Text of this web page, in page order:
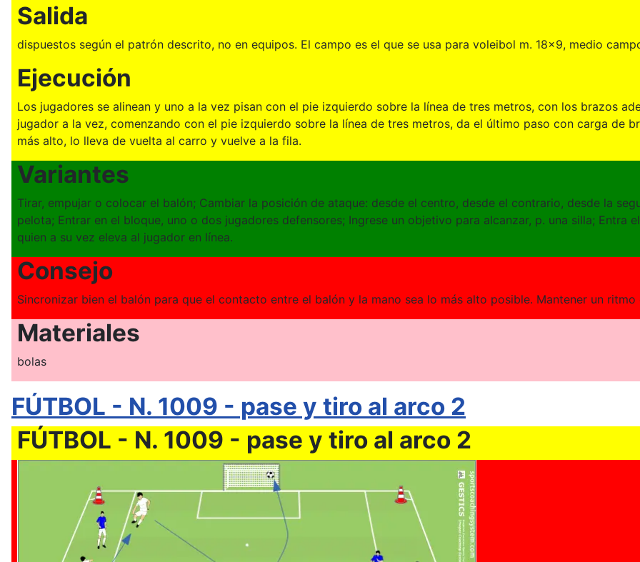
Salida
dispuestos según el patrón descrito, no en equipos. El campo es el que se usa para voleibol m. 18x9, medio
Ejecución
Los jugadores se alinean y uno a la vez pisan con el pie izquierdo sobre la línea de tres metros, con los brazos
jugador a la vez, comenzando con el pie izquierdo sobre la línea de tres metros, da el último paso con carga de
más alto, lo lleva de vuelta al carro y vuelve a la fila.
Variantes
Tirar, empujar o colocar el balón; Cambiar la posición de ataque: desde el centro, desde el contrario, desde la
pelota; Entrar en el bloque, uno o dos jugadores defensores; Ingrese un objetivo para alcanzar, p. una silla;
quien a su vez eleva al jugador en línea.
Consejo
Sincronizar bien el balón para que el contacto entre el balón y la mano sea lo más alto posible. Mantener un
Materiales
bolas
FÚTBOL - N. 1009 - pase y tiro al arco 2
FÚTBOL - N. 1009 - pase y tiro al arco 2